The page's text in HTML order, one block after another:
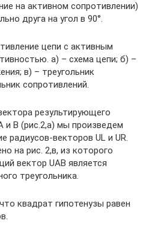
на активном сопротивлении)
друга на угол в 90°.
цепи с активным
а) – схема цепи; б) –
в) – треугольник
сопротивлений.
результирующего
и В (рис.2,а) мы произведем
радиусов-векторов UL и UR.
на рис. 2,в, из которого
вектор UAB является
треугольника.
квадрат гипотенузы равен